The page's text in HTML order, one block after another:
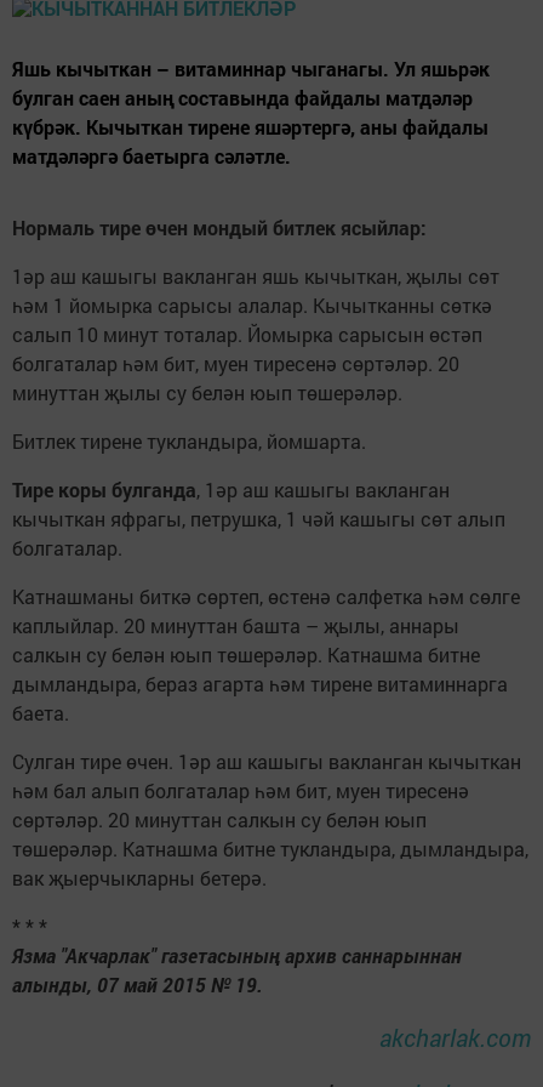
Яшь кычыткан – витаминнар чыганагы. Ул яшьрәк
булган саен аның составында файдалы матдәләр
күбрәк. Кычыткан тирене яшәртергә, аны файдалы
матдәләргә баетырга сәләтле.
Нормаль тире өчен мондый битлек ясыйлар:
1әр аш кашыгы вакланган яшь кычыткан, җылы сөт
һәм 1 йомырка сарысы алалар. Кычытканны сөткә
салып 10 минут тоталар. Йомырка сарысын өстәп
болгаталар һәм бит, муен тиресенә сөртәләр. 20
минуттан җылы су белән юып төшерәләр.
Битлек тирене тукландыра, йомшарта.
Тире коры булганда, 1әр аш кашыгы вак­ланган
кычыткан яфрагы, петрушка, 1 чәй кашыгы сөт алып
болгаталар.
Катнашманы биткә сөртеп, өстенә салфетка һәм сөлге
каплыйлар. 20 минуттан башта – җылы, аннары
салкын су белән юып төшерәләр. Катнашма битне
дымландыра, бераз агарта һәм тирене витаминнарга
баета.
Сулган тире өчен. 1әр аш кашыгы вакланган кычыткан
һәм бал алып болгаталар һәм бит, муен тиресенә
сөртәләр. 20 минуттан салкын су белән юып
төшерәләр. Катнашма битне тукландыра, дымландыра,
вак җыерчыкларны бетерә.
* * *
Язма "Акчарлак" газетасының архив саннарыннан
алынды, 07 май 2015 № 19.
akcharlak.com